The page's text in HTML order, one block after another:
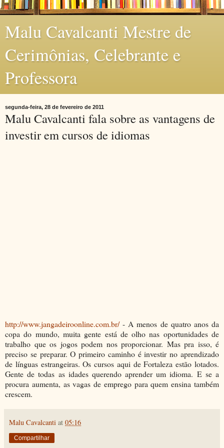
Malu Cavalcanti Mestre de
Cerimônias, Celebrante e
Professora
segunda-feira, 28 de fevereiro de 2011
Malu Cavalcanti fala sobre as vantagens de
investir em cursos de idiomas
http://www.jangadeiroonline.com.br/- A menos de quatro anos da
copa do mundo, muita gente está de olho nas oportunidades de
trabalho que os jogos podem nos proporcionar. Mas pra isso, é
preciso se preparar. O primeiro caminho é investir no aprendizado
de línguas estrangeiras. Os cursos aqui de Fortaleza estão lotados.
Gente de todas as idades querendo aprender um idioma. E se a
procura aumenta, as vagas de emprego para quem ensina também
crescem.
Malu Cavalcanti at 05:16
Compartilhar